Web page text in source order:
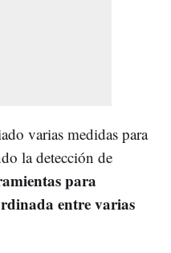
varias medidas para
la detección de
para
entre varias